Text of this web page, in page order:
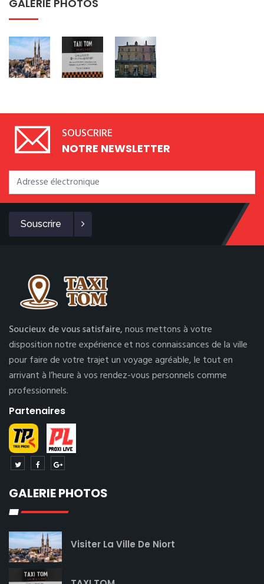
GALERIE PHOTOS
SOUSCRIRE
NOTRE NEWSLETTER
Souscrire
Soucieux de vous satisfaire,nous mettons à votre
disposition notre expérience et nos connaissances de la ville
pour faire de votre trajet un voyage agréable, le tout en
arrivant à l’heure à vos rendez-vous personnels comme
professionnels.
Partenaires
GALERIE PHOTOS
Visiter La Ville De Niort